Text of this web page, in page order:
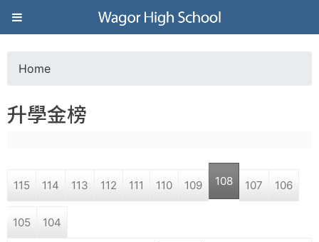
Jump to navigation
葳
格
高
學
o
a
r
Home
升學金榜
115 114 113 112 111 110 109 108 107 106
105 104